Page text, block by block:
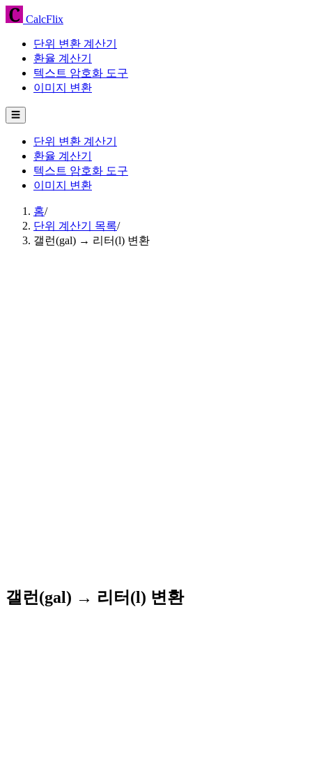
CalcFlix
단위 변환 계산기
환율 계산기
텍스트 암호화 도구
이미지 변환
☰
단위 변환 계산기
환율 계산기
텍스트 암호화 도구
이미지 변환
홈/
단위 계산기 목록/
갤런(gal) → 리터(l) 변환
갤런(gal) → 리터(l) 변환